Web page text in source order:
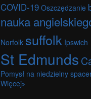
COVID-19 Oszczędzanie
nauka
Norfolk suffolk Ipswich
St Edmunds
Pomysł na niedzielny
Więcej